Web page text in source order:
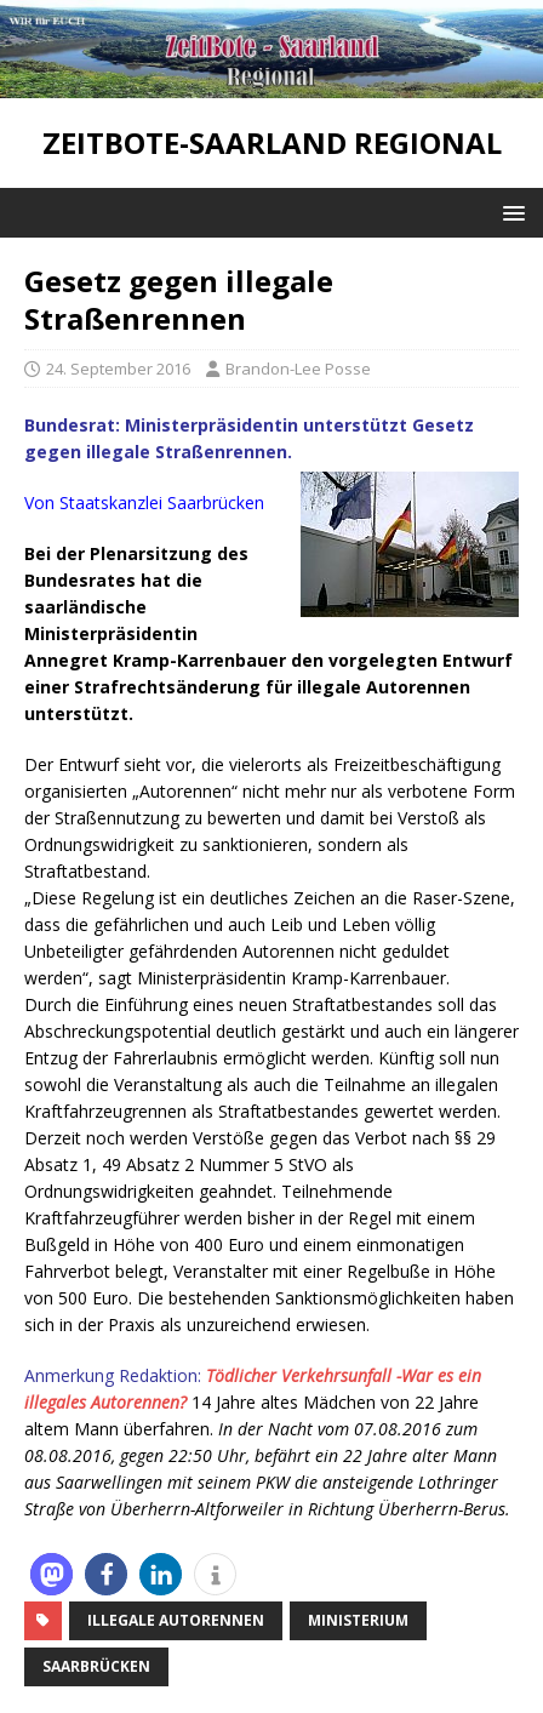
ZEITBOTE-SAARLAND REGIONAL
Gesetz gegen illegale
Straßenrennen
24. September 2016 Brandon-Lee Posse
Bundesrat: Ministerpräsidentin unterstützt Gesetz
gegen illegale Straßenrennen.
Von Staatskanzlei Saarbrücken
Bei der Plenarsitzung des
Bundesrates hat die
saarländische
Ministerpräsidentin
Annegret Kramp-Karrenbauer den vorgelegten Entwurf
einer Strafrechtsänderung für illegale Autorennen
unterstützt.
Der Entwurf sieht vor, die vielerorts als Freizeitbeschäftigung
organisierten „Autorennen“ nicht mehr nur als verbotene Form
der Straßennutzung zu bewerten und damit bei Verstoß als
Ordnungswidrigkeit zu sanktionieren, sondern als
Straftatbestand.
„Diese Regelung ist ein deutliches Zeichen an die Raser-Szene,
dass die gefährlichen und auch Leib und Leben völlig
Unbeteiligter gefährdenden Autorennen nicht geduldet
werden“, sagt Ministerpräsidentin Kramp-Karrenbauer.
Durch die Einführung eines neuen Straftatbestandes soll das
Abschreckungspotential deutlich gestärkt und auch ein längerer
Entzug der Fahrerlaubnis ermöglicht werden. Künftig soll nun
sowohl die Veranstaltung als auch die Teilnahme an illegalen
Kraftfahrzeugrennen als Straftatbestandes gewertet werden.
Derzeit noch werden Verstöße gegen das Verbot nach §§ 29
Absatz 1, 49 Absatz 2 Nummer 5 StVO als
Ordnungswidrigkeiten geahndet. Teilnehmende
Kraftfahrzeugführer werden bisher in der Regel mit einem
Bußgeld in Höhe von 400 Euro und einem einmonatigen
Fahrverbot belegt, Veranstalter mit einer Regelbuße in Höhe
von 500 Euro. Die bestehenden Sanktionsmöglichkeiten haben
sich in der Praxis als unzureichend erwiesen.
Anmerkung Redaktion: Tödlicher Verkehrsunfall -War es ein
illegales Autorennen? 14 Jahre altes Mädchen von 22 Jahre
altem Mann überfahren. In der Nacht vom 07.08.2016 zum
08.08.2016, gegen 22:50 Uhr, befährt ein 22 Jahre alter Mann
aus Saarwellingen mit seinem PKW die ansteigende Lothringer
Straße von Überherrn-Altforweiler in Richtung Überherrn-Berus.
ILLEGALE AUTORENNEN MINISTERIUM
SAARBRÜCKEN